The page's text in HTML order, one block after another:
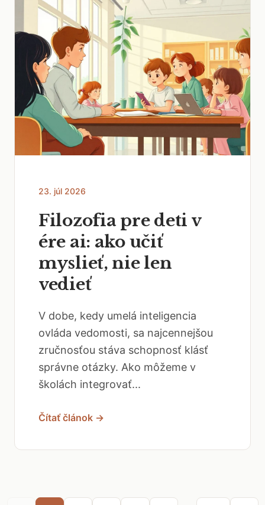
23. júl 2026
Filozofia pre deti v
ére ai: ako učiť
myslieť, nie len
vedieť
V dobe, kedy umelá inteligencia
ovláda vedomosti, sa najcennejšou
zručnosťou stáva schopnosť klásť
správne otázky. Ako môžeme v
školách integrovať...
Čítať článok →